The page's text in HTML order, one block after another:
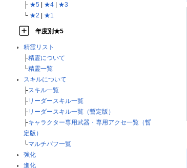
├ ★5| ★4|
★3
└ ★2 ★1
年度別★5
精霊リスト
├精霊について
└精霊一覧
スキルについて
├スキル一覧
├リーダースキル一覧
├リーダースキル一覧（暫定版）
├キャラクター専用武器・専用アクセ一覧（暫
定版）
└マルチバフ一覧
強化
進化